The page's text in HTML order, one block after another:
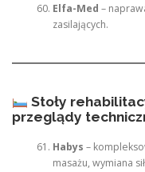
Elfa-Med –
zasilających.
Stoły
przeglądy
Habys –
masażu, wymiana